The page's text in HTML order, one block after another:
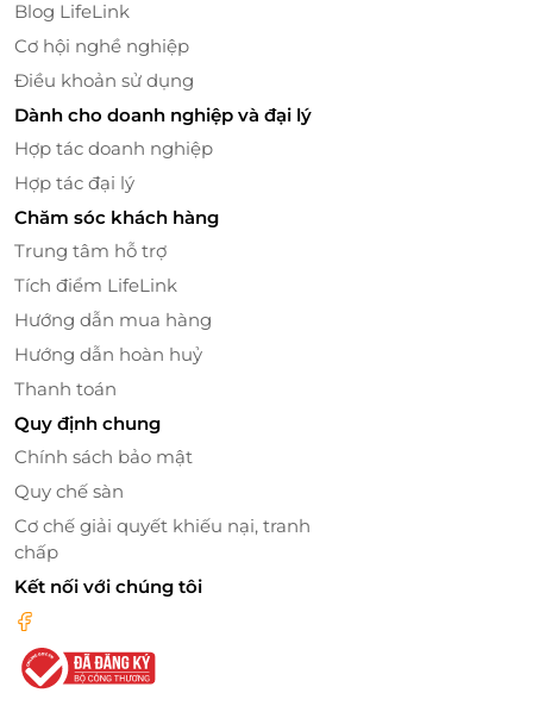
Quy trình chăm sóc da cũng như phác đồ điều trị
đều được hội đồng bác sĩ Shynh Group thẩm định
trước khi thực hiện. Đó chính là lý do được rất nhiều
qúy khách hàng tin tưởng và luôn đồng hành cùng
đội ngũ Shynh Beauty Spa.
Blog LifeLink
Cơ hội nghề nghiệp
Điều khoản sử dụng
Dành cho doanh nghiệp và đại lý
Hợp tác doanh nghiệp
Hợp tác đại lý
Chăm sóc khách hàng
Trung tâm hỗ trợ
Tích điểm LifeLink
Hướng dẫn mua hàng
Hướng dẫn hoàn huỷ
Thanh toán
Quy định chung
Chính sách bảo mật
Quy chế sàn
Cơ chế giải quyết khiếu nại, tranh
chấp
Kết nối với chúng tôi